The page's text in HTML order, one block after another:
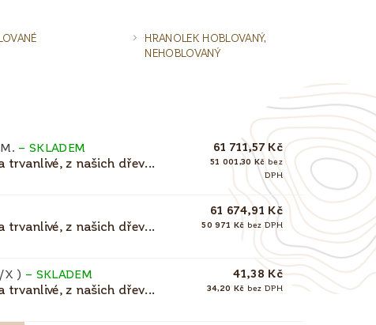
HRANOLEK HOBLOVANÝ,
NEHOBLOVANÝ
–SKLADEM
trvanlivé, z našich dřev...
61 711,57 Kč
51 001,30 Kč bez
DPH
trvanlivé, z našich dřev...
61 674,91 Kč
50 971 Kč bez DPH
X ) – SKLADEM
trvanlivé, z našich dřev...
41,38 Kč
34,20 Kč bez DPH